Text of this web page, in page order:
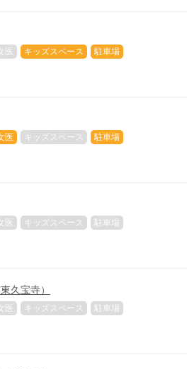
医 キッズスペース 駐車場
医 キッズスペース 駐車場
医 キッズスペース 駐車場
久宝寺）
医 キッズスペース 駐車場